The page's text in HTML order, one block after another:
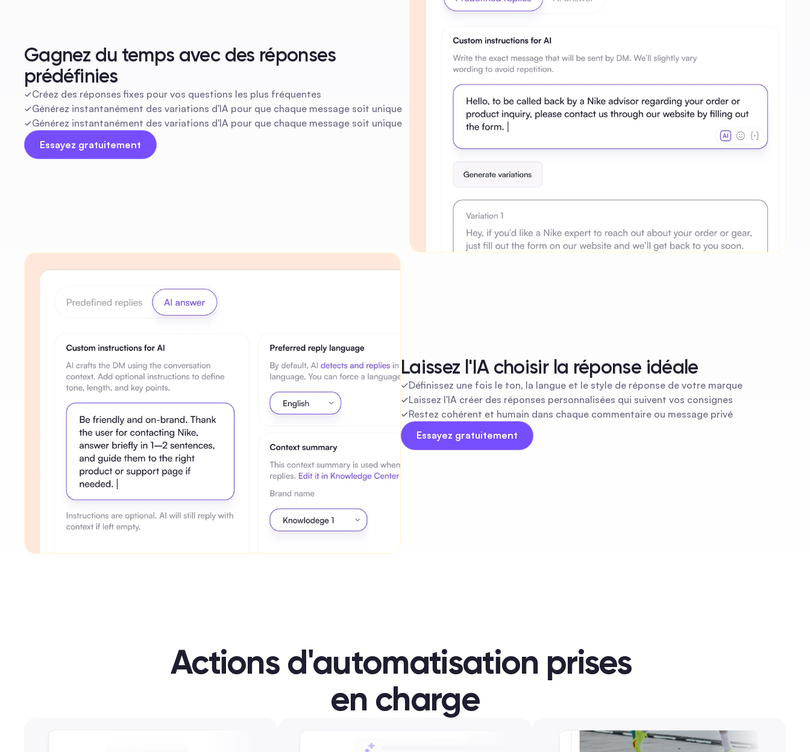
Gagnez du temps avec des réponses
prédéfinies
Créez des réponses fixes pour vos questions les plus fréquentes
Générez instantanément des variations d'IA pour que chaque message soit unique
Générez instantanément des variations d'IA pour que chaque message soit unique
Essayez gratuitement
Laissez l'IA choisir la réponse idéale
Définissez une fois le ton, la langue et le style de réponse de votre marque
Laissez l'IA créer des réponses personnalisées qui suivent vos consignes
Restez cohérent et humain dans chaque commentaire ou message privé
Essayez gratuitement
Actions d'automatisation prises
en charge